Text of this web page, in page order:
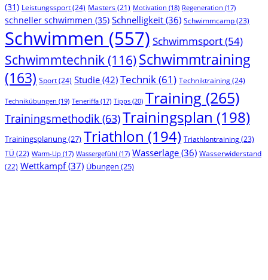
(31) Leistungssport(24) Masters (21) Motivation (18) Regeneration (17)
schneller schwimmen (35) Schnelligkeit (36) Schwimmcamp(23)
Schwimmen (557) Schwimmsport(54)
Schwimmtechnik(116)Schwimmtraining
(163) Sport(24) Studie (42) Technik(61) Techniktraining(24)
Technikübungen (19) Teneriffa (17) Tipps (20) Training (265)
Trainingsmethodik (63)Trainingsplan (198)
Trainingsplanung(27) Triathlon (194) Triathlontraining(23)
TÜ (22) Warm-Up (17) Wassergefühl (17) Wasserlage (36) Wasserwiderstand
(22) Wettkampf(37) Übungen (25)